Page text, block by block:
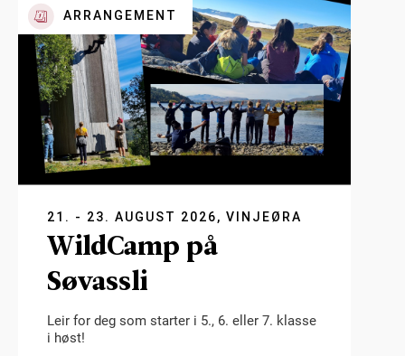
21. - 23. AUGUST 2026, VINJEØRA
WildCamp på
Søvassli
Leir for deg som starter i 5., 6. eller 7. klasse
i høst!
ARRANGEMENT